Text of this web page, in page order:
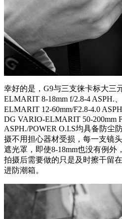
幸好的是，G9与三支徕卡标大三
ELMARIT 8-18mm f/2.8-4 ASPH.
ELMARIT 12-60mm/F2.8-4.0
DG VARIO-ELMARIT 50-200mm
ASPH./POWER O.I.S均具备防尘
摄不用担心器材受损，每一支镜
遮光罩，即使8-18mm也没有例外
拍摄后需要做的只是及时擦干留
进防潮箱。